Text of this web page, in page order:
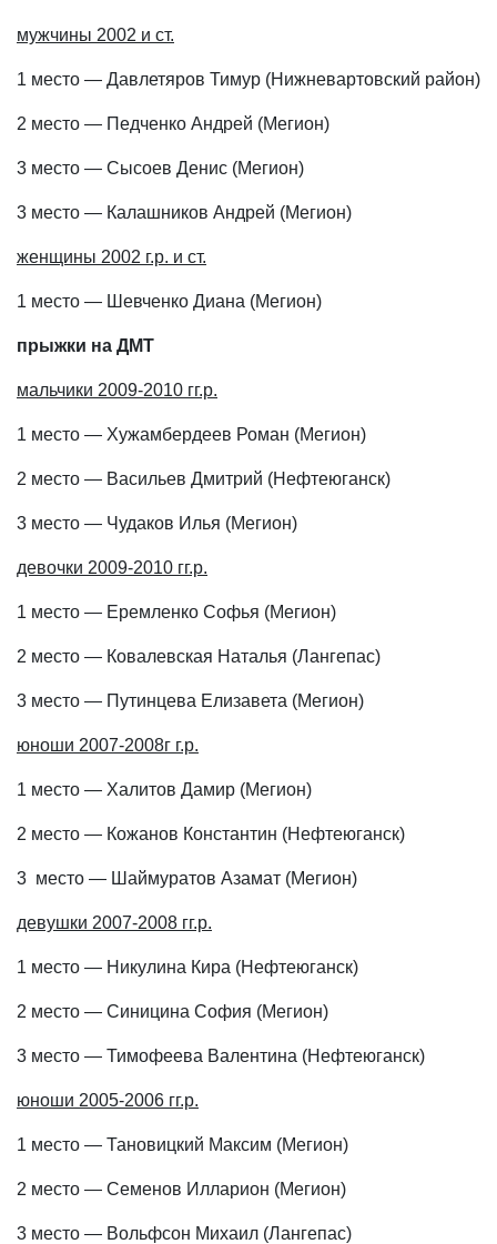
мужчины 2002 и ст.
1 место — Давлетяров Тимур (Нижневартовский район)
2 место — Педченко Андрей (Мегион)
3 место — Сысоев Денис (Мегион)
3 место — Калашников Андрей (Мегион)
женщины 2002 г.р. и ст.
1 место — Шевченко Диана (Мегион)
прыжки на ДМТ
мальчики 2009-2010 гг.р.
1 место — Хужамбердеев Роман (Мегион)
2 место — Васильев Дмитрий (Нефтеюганск)
3 место — Чудаков Илья (Мегион)
девочки 2009-2010 гг.р.
1 место — Еремленко Софья (Мегион)
2 место — Ковалевская Наталья (Лангепас)
3 место — Путинцева Елизавета (Мегион)
юноши 2007-2008г г.р.
1 место — Халитов Дамир (Мегион)
2 место — Кожанов Константин (Нефтеюганск)
3 место — Шаймуратов Азамат (Мегион)
девушки 2007-2008 гг.р.
1 место — Никулина Кира (Нефтеюганск)
2 место — Синицина София (Мегион)
3 место — Тимофеева Валентина (Нефтеюганск)
юноши 2005-2006 гг.р.
1 место — Тановицкий Максим (Мегион)
2 место — Семенов Илларион (Мегион)
3 место — Вольфсон Михаил (Лангепас)